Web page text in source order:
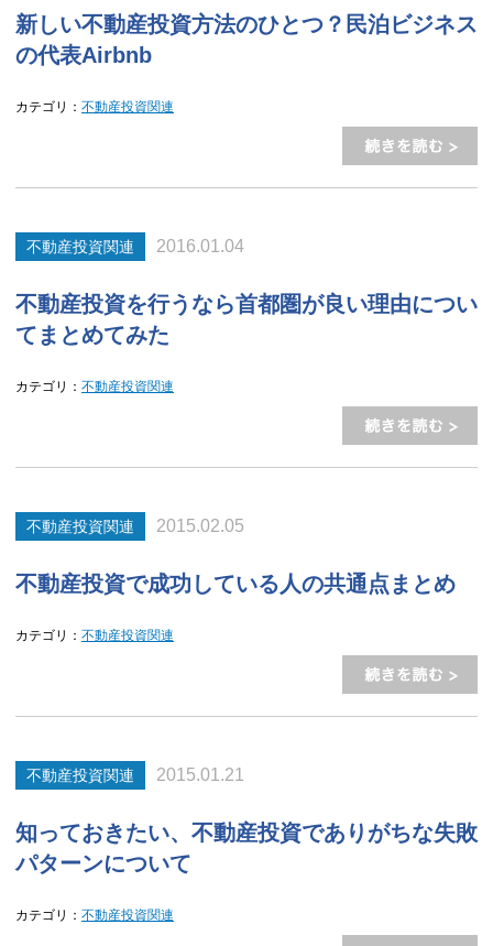
新しい不動産投資方法のひとつ？民泊ビジネス
の代表Airbnb
カテゴリ： 不動産投資関連
不動産投資関連 2016.01.04
不動産投資を行うなら首都圏が良い理由につい
てまとめてみた
カテゴリ： 不動産投資関連
不動産投資関連 2015.02.05
不動産投資で成功している人の共通点まとめ
カテゴリ： 不動産投資関連
不動産投資関連 2015.01.21
知っておきたい、不動産投資でありがちな失敗
パターンについて
カテゴリ： 不動産投資関連